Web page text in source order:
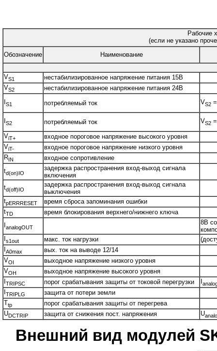
Рабочие
(если не указано
Обозначение
Наименование
VS1
нестабилизированное напряжение питания 15В
VS2
нестабилизированное напряжение питания 24В
S1 потребляемый ток VS2
S2 потребляемый ток VS2
ViT+
входное пороговое напряжение высокого уровня
ViT-
входное пороговое напряжение низкого уровня
RIN
входное сопротивление
td(on)IO
задержка распространения вход-выход сигнала
включения
td(off)IO
задержка распространения вход-выход сигнала
выключения
tpERRRESET
время сброса запоминания ошибки
tTD
время блокирования верхнего/нижнего ключа
analogOUT
8В
s1out макс. ток нагрузки
A0max
вых. ток на выводе 12/14
VOI
выходное напряжение низкого уровня
VOH
выходное напряжение высокого уровня
TRIPSC порог срабатывания защиты от токовой перегрузки
TRIPLG
защита от потери земли
Ttp
порог срабатывания защиты от перегрева
UDCTRIP защита от снижения пост. напряжения U
Внешний вид модулей